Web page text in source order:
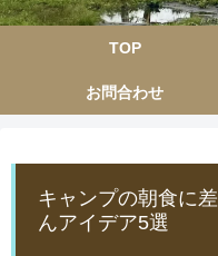
TOP
お問合わせ
キャンプの朝食に
んアイデア5選